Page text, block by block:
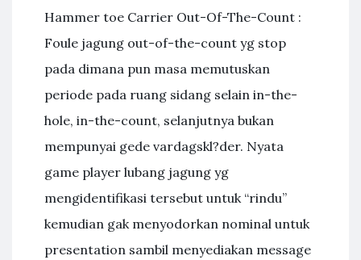
Hammer toe Carrier Out-Of-The-Count :
Foule jagung out-of-the-count yg stop
pada dimana pun masa memutuskan
periode pada ruang sidang selain in-the-
hole, in-the-count, selanjutnya bukan
mempunyai gede vardagskl?der. Nyata
game player lubang jagung yg
mengidentifikasi tersebut untuk “rindu”
kemudian gak menyodorkan nominal untuk
presentation sambil menyediakan message